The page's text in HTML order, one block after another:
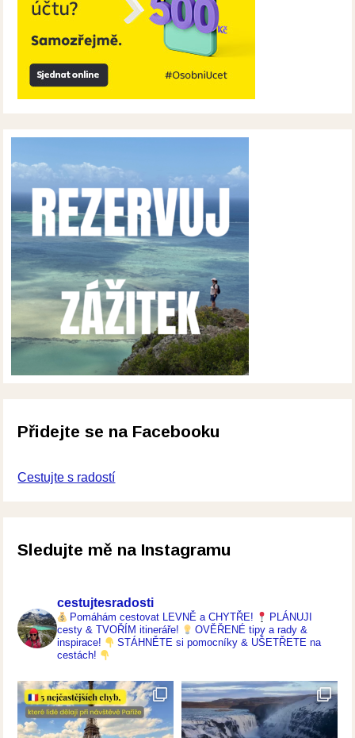
Přidejte se na Facebooku
Cestujte s radostí
Sledujte mě na Instagramu
cestujtesradosti
Pomáhám cestovat LEVNĚ a CHYTŘE!
PLÁNUJI
cesty & TVOŘÍM itineráře!
OVĚŘENÉ tipy a rady &
inspirace!
STÁHNĚTE si pomocníky & UŠETŘETE na
cestách!